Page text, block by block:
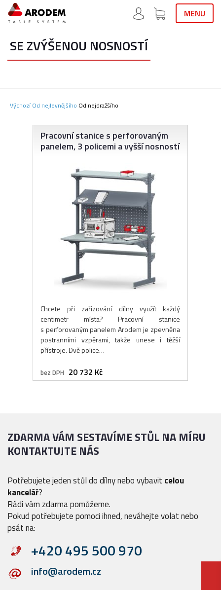
MENU
SE ZVÝŠENOU NOSNOSTÍ
Výchozí Od nejlevnějšího Od nejdražšího
Pracovní stanice s perforovaným
panelem, 3 policemi a vyšší nosností
Chcete při zařizování dílny využít každý
centimetr místa? Pracovní stanice
s perforovaným panelem Arodem je zpevněna
postranními vzpěrami, takže unese i těžší
přístroje. Dvě police…
bez DPH 20 732 Kč
ZDARMA VÁM SESTAVÍME STŮL NA MÍRU
KONTAKTUJTE NÁS
Potřebujete jeden stůl do dílny nebo vybavit celou
kancelář?
Rádi vám zdarma pomůžeme.
Pokud potřebujete pomoci ihned, neváhejte volat nebo
psát na:
+420 495 500 970
info@arodem.cz